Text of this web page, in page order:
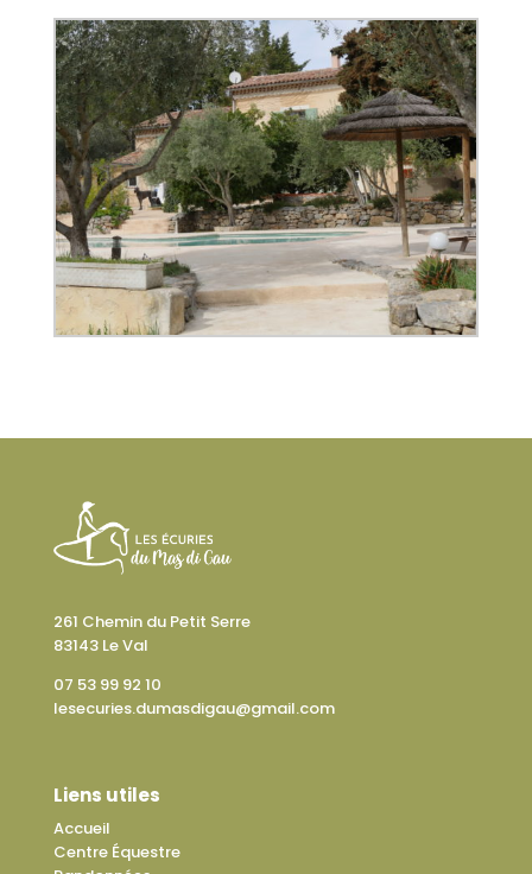
261 Chemin du Petit Serre
83143 Le Val
07 53 99 92 10
lesecuries.dumasdigau@gmail.com
Liens utiles
Accueil
Centre Équestre